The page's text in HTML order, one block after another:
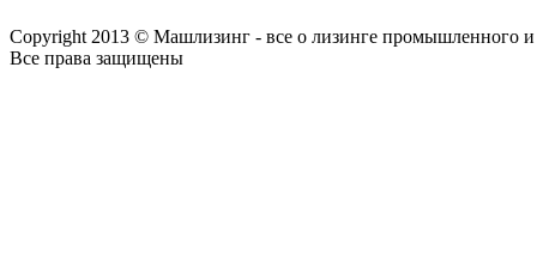
Copyright 2013 © Машлизинг - все о лизинге промышленного и
Все права защищены